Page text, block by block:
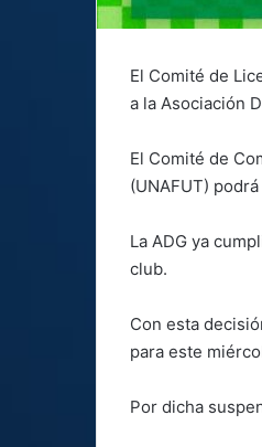
El Comité de
a la Asociación
El Comité de
(UNAFUT)
La ADG ya
club.
Con esta
para este
Por dicha